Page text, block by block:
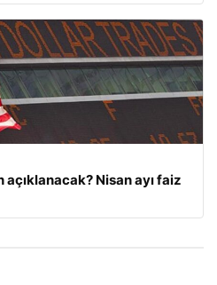
açıklanacak? Nisan ayı faiz